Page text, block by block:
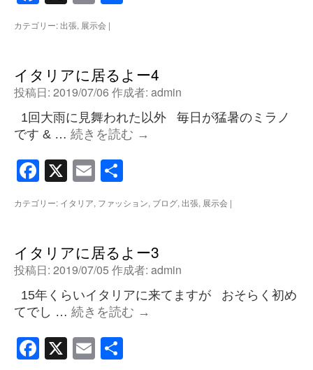
カテゴリー:出張, 展示会 |
イタリアに居るよー4
投稿日: 2019/07/06 作成者: admin
1回大雨に見舞われた以外 毎日が猛暑のミラノ
です & … 続きを読む →
Facebook
X Email
カテゴリー: イタリア, ファッション, ブログ, 出張, 展示会 |
イタリアに居るよー3
投稿日: 2019/07/05 作成者: admin
15年くらいイタリアに来てますが おそらく初め
てでし … 続きを読む →
Facebook
X Email